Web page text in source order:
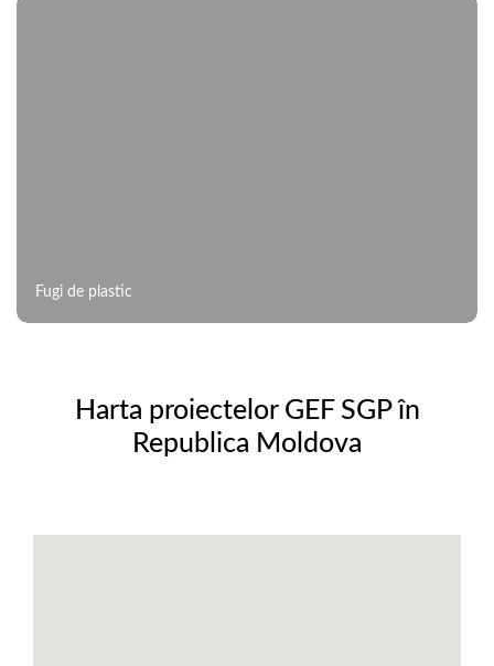
Fugi de plastic
Harta proiectelor GEF SGP în
Republica Moldova